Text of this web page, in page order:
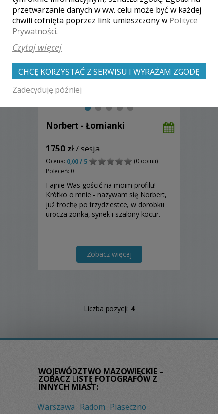
Norbert - Łomianki
1750 zł/ sesja
Ocena: 0,00 / 5
(0 opinii)
Poleceń: 0
Fajnie Was gościć na moim profilu!
Krótko o mnie - nazywam się Norbert,
już trochę po trzydziestce, w dorobku
urocza żonka, synek i szalony kocur.
Zobacz więcej
Liczba pozycji: 4
WOJEWÓDZTWO MAZOWIECKIE –
ZOBACZ LISTĘ FOTOGRAFÓW Z
INNYCH MIAST:
Warszawa Radom Piaseczno
przetwarzanie danych w ww. celu może być w każdej
chwili cofnięta poprzez link umieszczony w Polityce
Prywatności.
Czytaj więcej
CHCĘ KORZYSTAĆ Z SERWISU I WYRAŻAM ZGODĘ
Zadecyduję później